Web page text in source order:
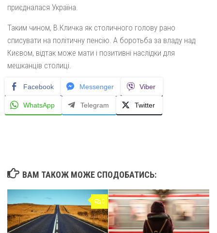
приєдналася Україна.
Таким чином, В.Кличка як столичного голову рано
списувати на політичну пенсію. А боротьба за владу над
Києвом, відтак може мати і позитивні наслідки для
мешканців столиці.
Facebook Messenger Viber
WhatsApp Telegram Twitter
ВАМ ТАКОЖ МОЖЕ СПОДОБАТИСЬ:
0